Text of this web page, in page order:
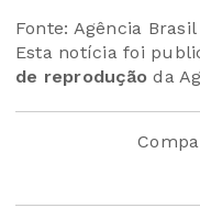
Fonte: Agência Brasil
Esta notícia foi
de reprodução da